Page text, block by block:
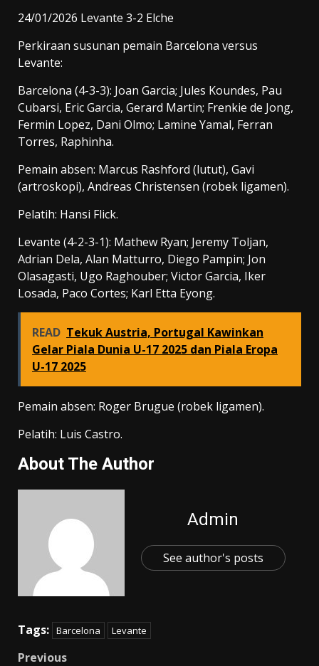
24/01/2026 Levante 3-2 Elche
Perkiraan susunan pemain Barcelona versus
Levante:
Barcelona (4-3-3): Joan Garcia; Jules Koundes, Pau
Cubarsi, Eric Garcia, Gerard Martin; Frenkie de Jong,
Fermin Lopez, Dani Olmo; Lamine Yamal, Ferran
Torres, Raphinha.
Pemain absen: Marcus Rashford (lutut), Gavi
(artroskopi), Andreas Christensen (robek ligamen).
Pelatih: Hansi Flick.
Levante (4-2-3-1): Mathew Ryan; Jeremy Toljan,
Adrian Dela, Alan Matturro, Diego Pampin; Jon
Olasagasti, Ugo Raghouber; Victor Garcia, Iker
Losada, Paco Cortes; Karl Etta Eyong.
READ Tekuk Austria, Portugal Kawinkan
Gelar Piala Dunia U-17 2025 dan Piala Eropa
U-17 2025
Pemain absen: Roger Brugue (robek ligamen).
Pelatih: Luis Castro.
About The Author
Admin
See author's posts
Tags: Barcelona Levante
Previous